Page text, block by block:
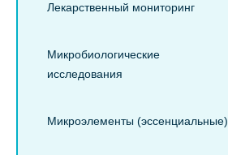
Лекарственный мониторинг
Микробиологические
исследования
Микроэлементы (эссенциальные)